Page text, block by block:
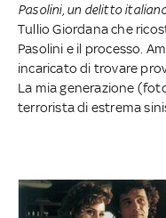
Pasolini, un delitto
Tullio Giordana che
Pasolini e il processo.
incaricato di trovare
La mia generazione
terrorista di estrema